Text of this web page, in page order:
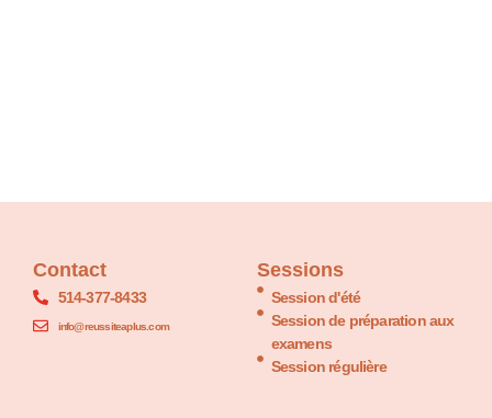
Contact
514-377-8433
info@reussiteaplus.com
Sessions
Session d'été
Session de préparation aux
examens
Session régulière